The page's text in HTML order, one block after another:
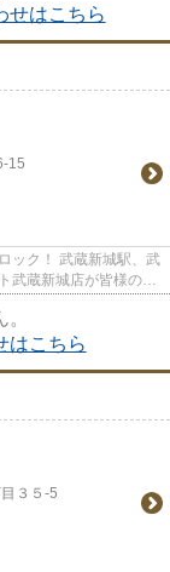
せはこちら
15
ック！ 武蔵新城駅、武
蔵新城店が皆様のサ
はこちら
目３５-5